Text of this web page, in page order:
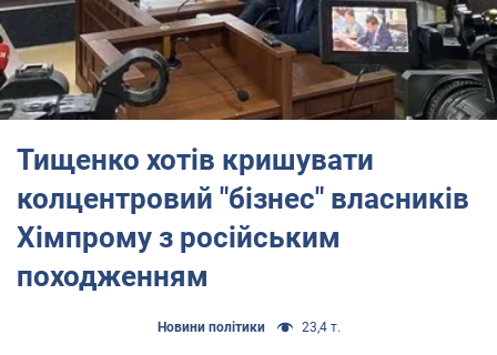
Тищенко хотів кришувати
колцентровий "бізнес" власників
Хімпрому з російським
походженням
Новини політики 23,4 т.